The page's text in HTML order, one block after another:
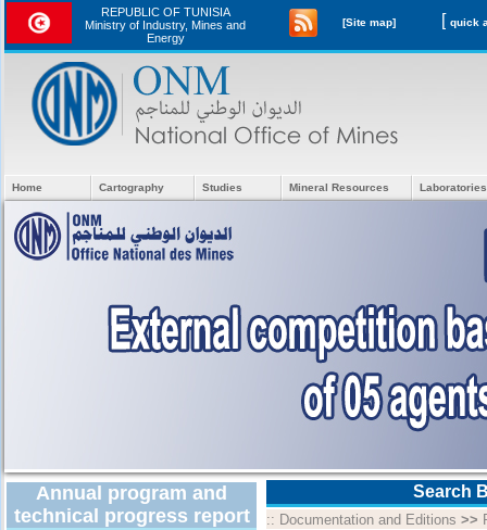
REPUBLIC OF TUNISIA
Ministry of Industry, Mines and
Energy
[Site map] [
Home Cartography Studies Mineral Resources
Annual program and
technical progress report
Search
:: Documentation and Editions >>